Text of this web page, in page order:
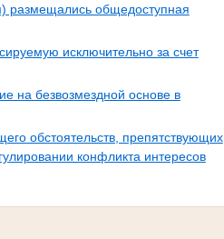
размещались общедоступная
исключительно за счет
на безвозмездной основе в
обстоятельств, препятствующих
конфликта интересов